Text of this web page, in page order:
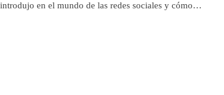
en el mundo de las redes sociales y cómo…